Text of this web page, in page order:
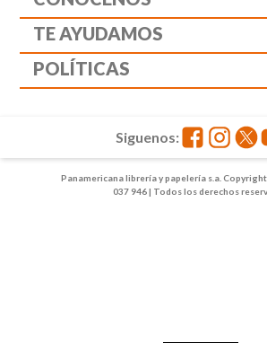
TE AYUDAMOS
POLÍTICAS
Panamericana librería y papelería s.a.
037 946 | Todos los derechos
Siguenos: